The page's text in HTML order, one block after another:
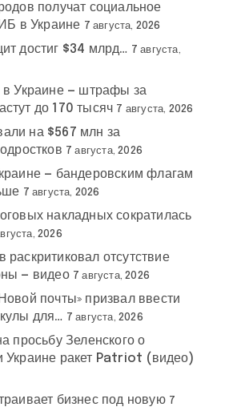
получат социальное
в Украине 7 августа, 2026
достиг $34 млрд… 7 августа,
в Украине — штрафы за
до 170 тысяч 7 августа, 2026
на $567 млн за
7 августа, 2026
— бандеровским флагам
7 августа, 2026
накладных сократилась
2026
отсутствие
— видео 7 августа, 2026
почты» призвал ввести
для… 7 августа, 2026
просьбу Зеленского о
Украине ракет Patriot (видео)
бизнес под новую 7